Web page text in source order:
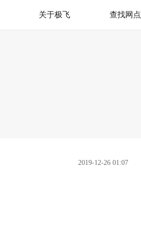
关于极飞 查找网点
2019-12-26 01:07